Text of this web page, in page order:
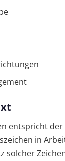
entspricht der
in
solcher